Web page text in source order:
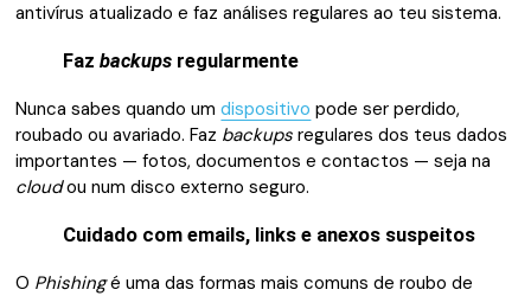
antivírus atualizado e faz análises regulares ao teu sistema.
Fazbackups regularmente
Nunca sabes quando umdispositivo pode ser perdido,
roubado ou avariado. Faz backups regulares dos teus dados
importantes — fotos, documentos e contactos — seja na
cloudou num disco externo seguro.
Cuidado com emails, links e anexos suspeitos
O Phishingé uma das formas mais comuns de roubo de